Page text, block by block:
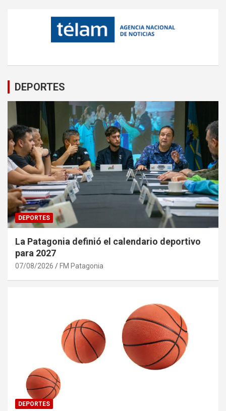
DEPORTES
DEPORTES
La Patagonia definió el calendario deportivo
para 2027
07/08/2026 FM Patagonia
DEPORTES